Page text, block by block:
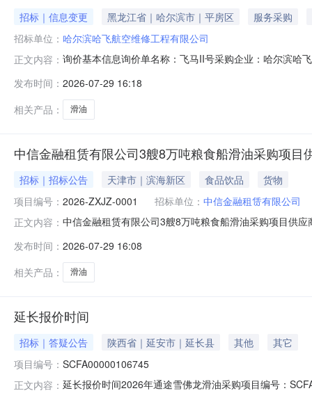
招标｜信息变更 黑龙江省｜哈尔滨市｜平房区
服务采购
招标单位： 哈尔滨哈飞航空维修工程有限公司
正文内容： 询价基本信息询价单名称：飞马II号采购企业：哈尔滨哈
式：验收合格后付款交货地址：黑龙江省哈尔滨市平房
方式交货日期/计划原产
发布时间： 2026-07-29 16:18
相关产品：
滑油
中信金融租赁有限公司3艘8万吨粮食船滑油采购项目
招标｜招标公告 天津市｜滨海新区 食品饮品
货物
项目编号： 2026-ZXJZ-0001 招标单位： 中信金融租赁有限公司
正文内容： 中信金融租赁有限公司3艘8万吨粮食船滑油采购项目供
0001二、项目名称：中信金融租赁有限公司3艘8万吨粮
限公司和厦门船舶重工股份
发布时间： 2026-07-29 16:08
相关产品：
滑油
延长报价时间
招标｜答疑公告 陕西省｜延安市｜延长县 其他
其它
项目编号： SCFA00000106745
正文内容： 延长报价时间2026年通途雪佛龙滑油采购项目编号：